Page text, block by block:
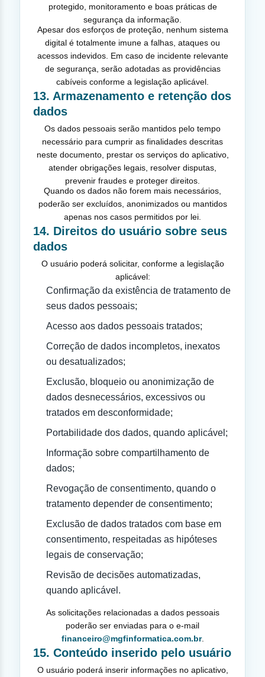
protegido, monitoramento e boas práticas de
segurança da informação.
Apesar dos esforços de proteção, nenhum sistema
digital é totalmente imune a falhas, ataques ou
acessos indevidos. Em caso de incidente relevante
de segurança, serão adotadas as providências
cabíveis conforme a legislação aplicável.
13. Armazenamento e retenção dos
dados
Os dados pessoais serão mantidos pelo tempo
necessário para cumprir as finalidades descritas
neste documento, prestar os serviços do aplicativo,
atender obrigações legais, resolver disputas,
prevenir fraudes e proteger direitos.
Quando os dados não forem mais necessários,
poderão ser excluídos, anonimizados ou mantidos
apenas nos casos permitidos por lei.
14. Direitos do usuário sobre seus
dados
O usuário poderá solicitar, conforme a legislação
aplicável:
Confirmação da existência de tratamento de
seus dados pessoais;
Acesso aos dados pessoais tratados;
Correção de dados incompletos, inexatos
ou desatualizados;
Exclusão, bloqueio ou anonimização de
dados desnecessários, excessivos ou
tratados em desconformidade;
Portabilidade dos dados, quando aplicável;
Informação sobre compartilhamento de
dados;
Revogação de consentimento, quando o
tratamento depender de consentimento;
Exclusão de dados tratados com base em
consentimento, respeitadas as hipóteses
legais de conservação;
Revisão de decisões automatizadas,
quando aplicável.
As solicitações relacionadas a dados pessoais
poderão ser enviadas para o e-mail
financeiro@mgfinformatica.com.br.
15. Conteúdo inserido pelo usuário
O usuário poderá inserir informações no aplicativo,